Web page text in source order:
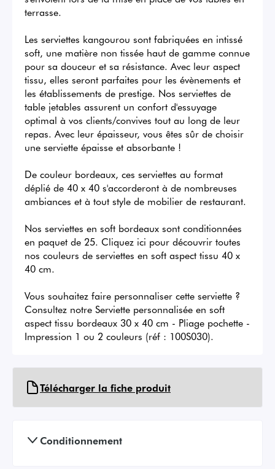
terrasse.
Les serviettes kangourou sont fabriquées en intissé
soft, une matière non tissée haut de gamme connue
pour sa douceur et sa résistance. Avec leur aspect
tissu, elles seront parfaites pour les évènements et
les établissements de prestige. Nos serviettes de
table jetables assurent un confort d'essuyage
optimal à vos clients/convives tout au long de leur
repas. Avec leur épaisseur, vous êtes sûr de choisir
une serviette épaisse et absorbante !
De couleur bordeaux, ces serviettes au format
déplié de 40 x 40 s'accorderont à de nombreuses
ambiances et à tout style de mobilier de restaurant.
Nos serviettes en soft bordeaux sont conditionnées
en paquet de 25. Cliquez ici pour découvrir toutes
nos couleurs de serviettes en soft aspect tissu 40 x
40 cm.
Vous souhaitez faire personnaliser cette serviette ?
Consultez notre Serviette personnalisée en soft
aspect tissu bordeaux 30 x 40 cm - Pliage pochette -
Impression 1 ou 2 couleurs (réf : 100S030).
Télécharger la fiche produit
Conditionnement